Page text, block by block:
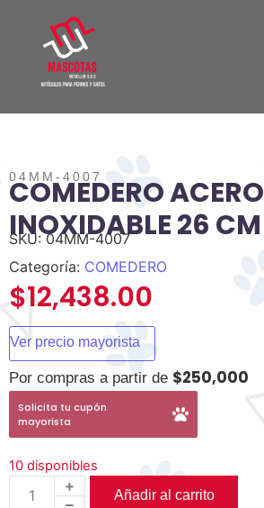
04MM-4007
COMEDERO ACERO
INOXIDABLE 26 CM
SKU:04MM-4007
Categoría: COMEDERO
$12,438.00
Ver precio mayorista
Por compras a partir de $250,000
Solicita tu cupón
mayorista
10 disponibles
Añadir al carrito